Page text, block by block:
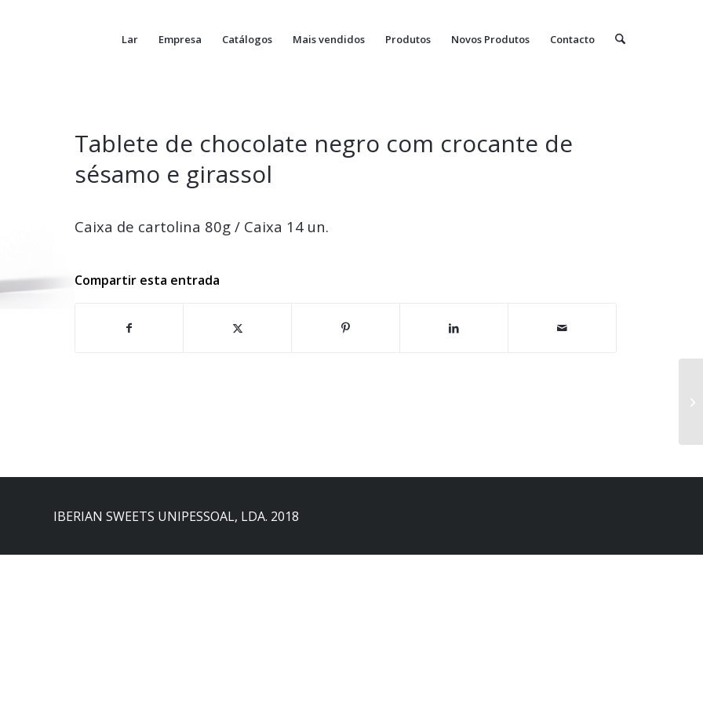
Lar Empresa Catálogos Mais vendidos Produtos Novos Produtos Contacto
Tablete de chocolate negro com crocante de
sésamo e girassol
Caixa de cartolina 80g / Caixa 14 un.
Compartir esta entrada
IBERIAN SWEETS UNIPESSOAL, LDA. 2018